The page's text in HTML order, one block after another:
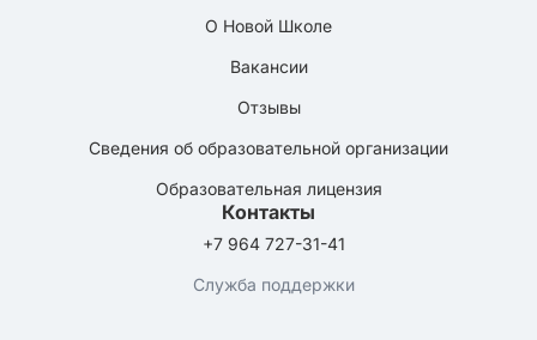
О Новой Школе
Вакансии
Отзывы
Сведения об образовательной организации
Образовательная лицензия
Контакты
+7 964 727-31-41
Служба поддержки